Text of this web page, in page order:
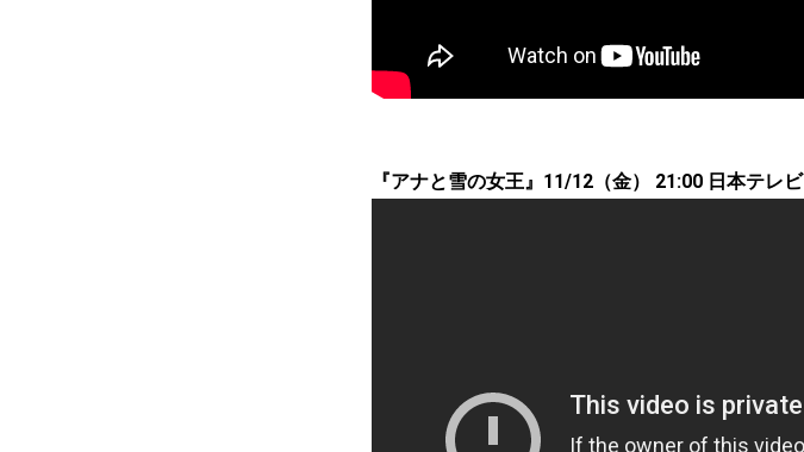
『アナと雪の女王』11/12（金） 21:00 日本テレビ